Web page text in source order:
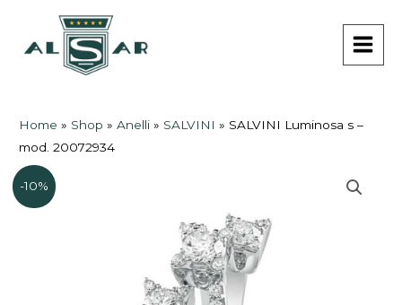
contenuto
Home » Shop »Anelli » SALVINI » SALVINI Luminosa s –
mod. 20072934
-10%